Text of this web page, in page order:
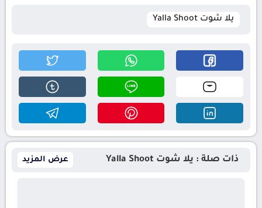
يلا شوت Yalla Shoot
ذات صلة : يلا شوت Yalla Shoot عرض المزيد